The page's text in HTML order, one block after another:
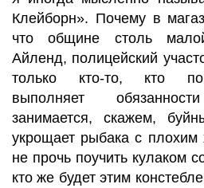
Клейборн». Почему в
что общине столь
Айленд, полицейский
только кто-то, кто по
выполняет
занимается, скажем,
укрощает рыбака с плохим
не прочь поучить кулаком
кто же будет этим